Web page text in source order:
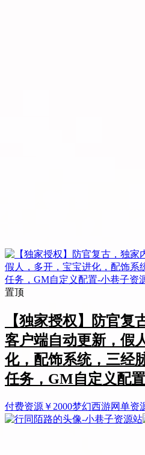
置顶
【独家授权】防官复
客户端自动更新，假
化，配饰系统，三经
任务，GM自定义配置
付费资源 ￥ 2000梦幻西游网单资